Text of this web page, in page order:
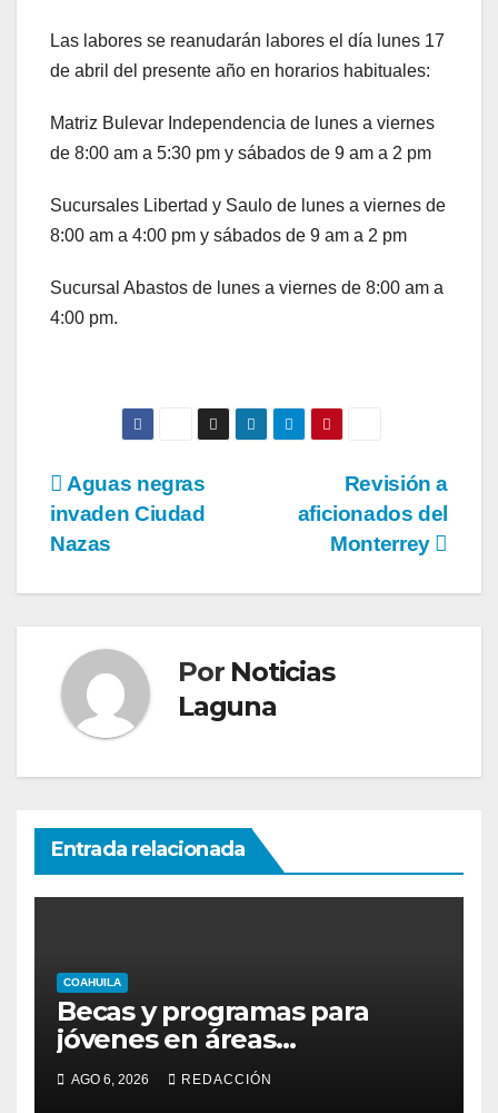
Las labores se reanudarán labores el día lunes 17
de abril del presente año en horarios habituales:
Matriz Bulevar Independencia de lunes a viernes
de 8:00 am a 5:30 pm y sábados de 9 am a 2 pm
Sucursales Libertad y Saulo de lunes a viernes de
8:00 am a 4:00 pm y sábados de 9 am a 2 pm
Sucursal Abastos de lunes a viernes de 8:00 am a
4:00 pm.
Navegación
de
entradas
Revisión a
aficionados del
Monterrey
Aguas negras
invaden Ciudad
Nazas
Por Noticias
Laguna
Entrada relacionada
COAHUILA
Becas y programas para
jóvenes en áreas
agropecuarias, plantea Raúl
Onofre
AGO 6, 2026 REDACCIÓN